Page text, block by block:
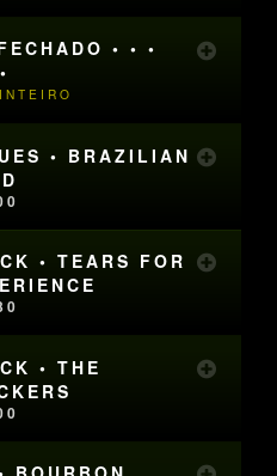
• • •
• BRAZILIAN
• TEARS FOR
• THE